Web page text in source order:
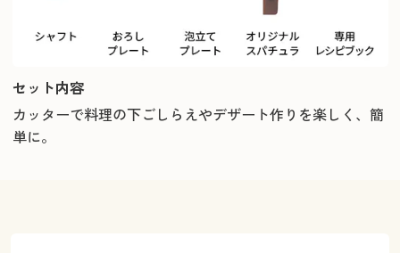
セット内容
カッターで料理の下ごしらえやデザート作りを楽しく、簡
単に。